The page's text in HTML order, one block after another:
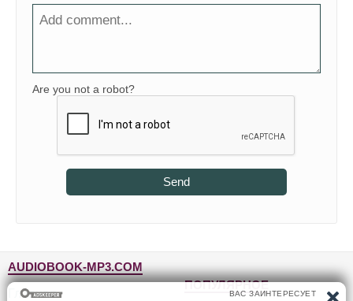
Are you not a robot?
Send
AUDIOBOOK-MP3.COM
Главная
ПОПУЛЯРНОЕ